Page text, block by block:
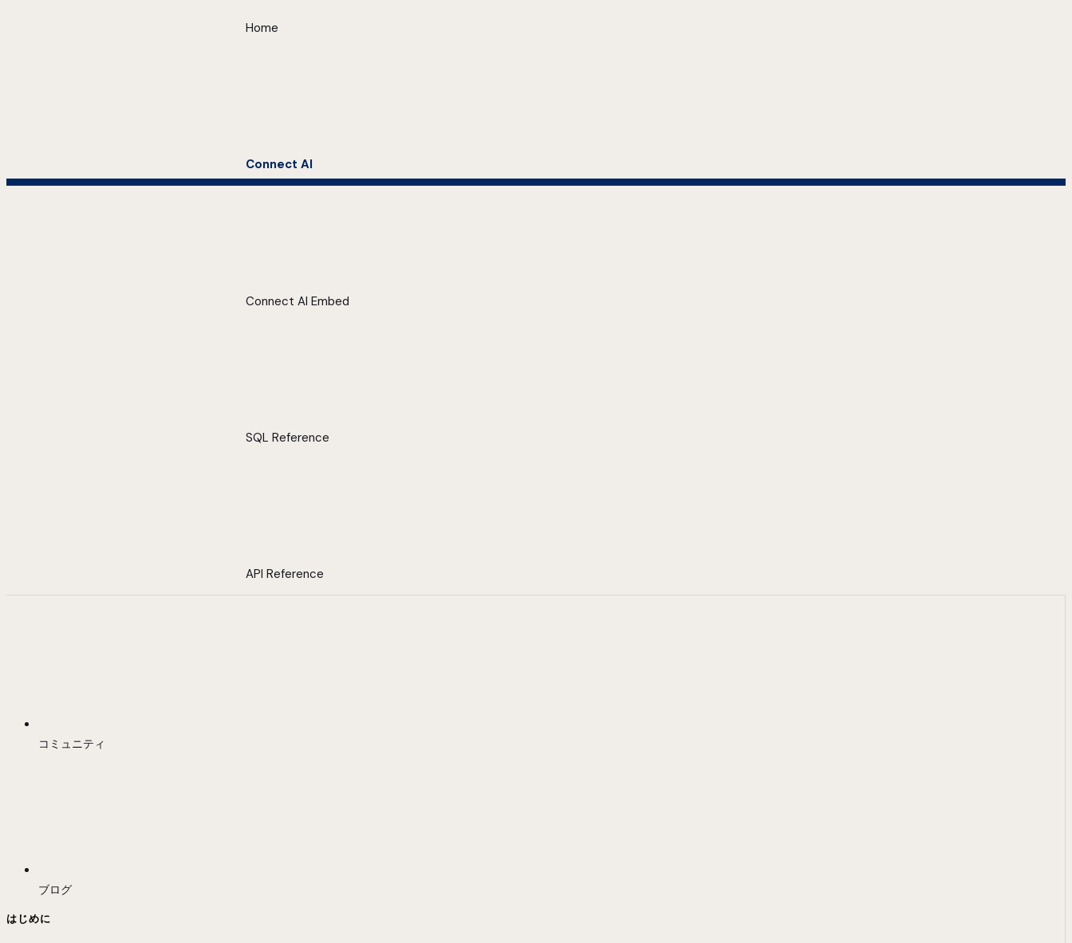
Home
Connect AI
Connect AI Embed
SQL Reference
API Reference
コミュニティ
ブログ
はじめに